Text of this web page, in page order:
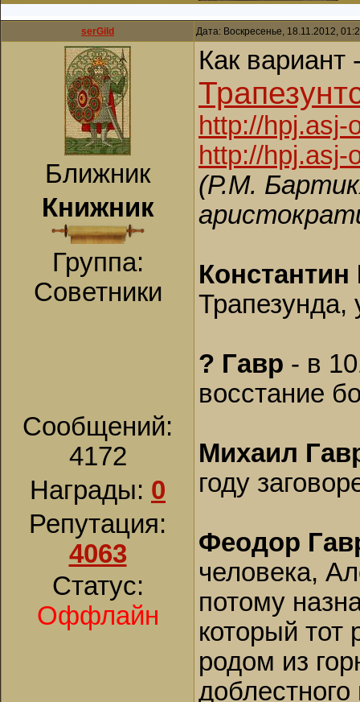
serGild Дата: Воскресенье, 18.11.2012,
Ближник
Книжник
Группа:
Советники
Сообщений:
4172
Награды: 0
Репутация:
4063
Статус:
Оффлайн
Как вариант
http://hpj.asj-
http://hpj.asj-
(Р.М.
Константин
? Гавр - в
восстание
Михаил
году
Феодор
человека,
потому
который тот
родом из